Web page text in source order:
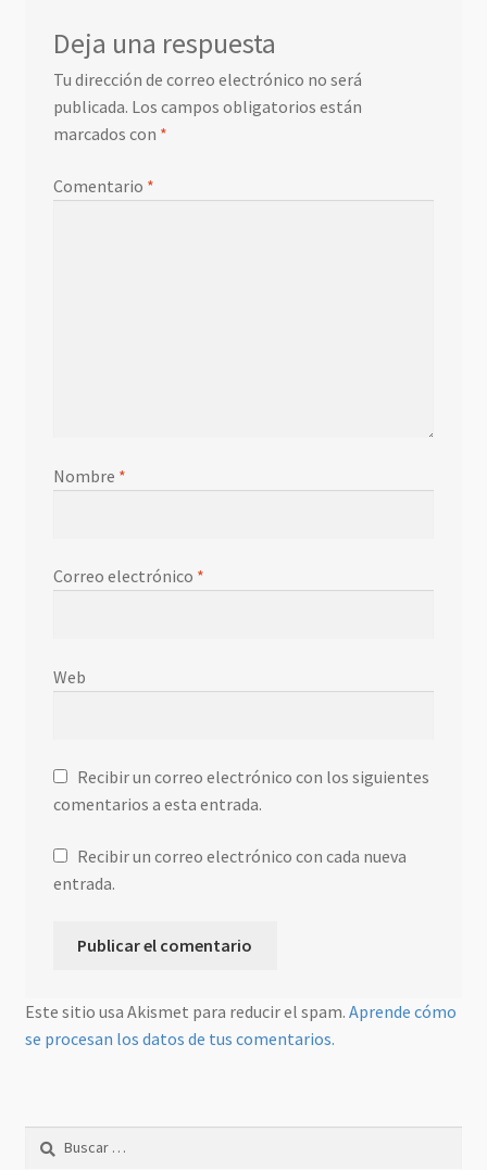
Deja una respuesta
Tu dirección de correo electrónico no será
publicada. Los campos obligatorios están
marcados con *
Comentario *
Nombre *
Correo electrónico *
Web
Recibir un correo electrónico con los siguientes
comentarios a esta entrada.
Recibir un correo electrónico con cada nueva
entrada.
Este sitio usa Akismet para reducir el spam. Aprende cómo
se procesan los datos de tus comentarios.
Buscar: